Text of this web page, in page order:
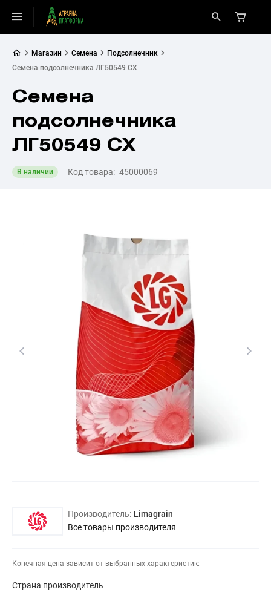
Магазин Семена
Подсолнечник
Семена подсолнечника ЛГ50549 СХ
Семена
подсолнечника
ЛГ50549 СХ
В наличии Код товара: 45000069
Производитель: Limagrain
Все товары производителя
Конечная цена зависит от выбранных характеристик:
Страна производитель